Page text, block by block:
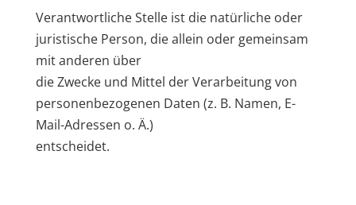
Verantwortliche Stelle ist die natürliche oder
juristische Person, die allein oder gemeinsam
mit anderen über
die Zwecke und Mittel der Verarbeitung von
personenbezogenen Daten (z. B. Namen, E-
Mail-Adressen o. Ä.)
entscheidet.